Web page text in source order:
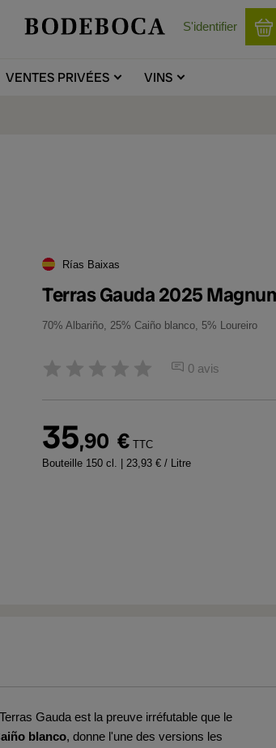
S'identifier
VENTES PRIVÉES VINS
Rías Baixas
Terras Gauda 2025
70% Albariño, 25% Caiño blanco, 5% Loureiro
0 avis
35,90 € TTC
Bouteille 150 cl. | 23,93 € / Litre
Gauda est la preuve irréfutable que le
blanco, donne l'une des versions les